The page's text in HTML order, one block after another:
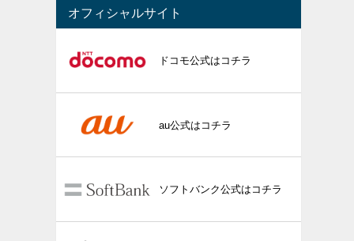
オフィシャルサイト
ドコモ公式はコチラ
au公式はコチラ
ソフトバンク公式はコチラ